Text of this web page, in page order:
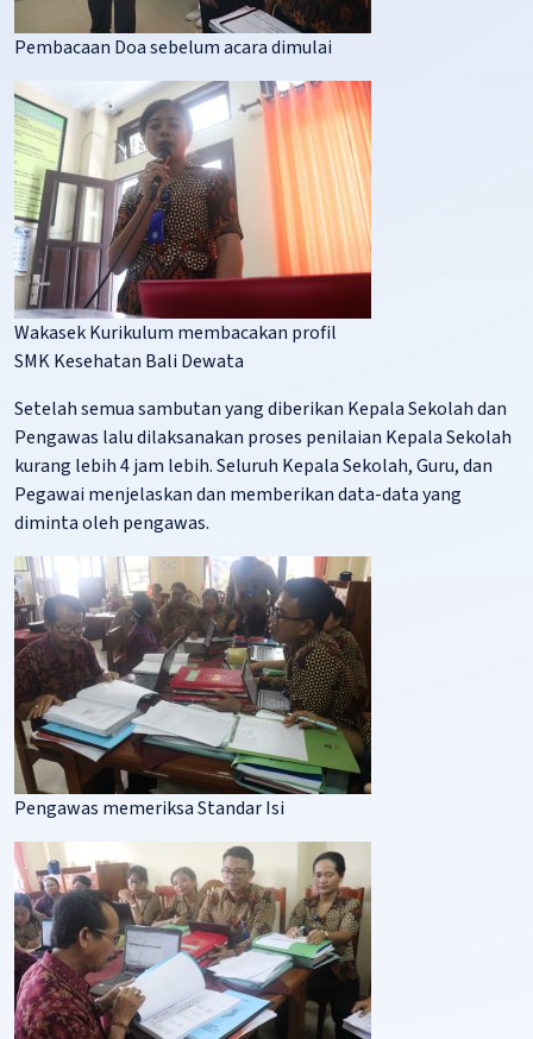
Pembacaan Doa sebelum acara dimulai
Wakasek Kurikulum membacakan profil
SMK Kesehatan Bali Dewata
Setelah semua sambutan yang diberikan Kepala Sekolah dan
Pengawas lalu dilaksanakan proses penilaian Kepala Sekolah
kurang lebih 4 jam lebih. Seluruh Kepala Sekolah, Guru, dan
Pegawai menjelaskan dan memberikan data-data yang
diminta oleh pengawas.
Pengawas memeriksa Standar Isi